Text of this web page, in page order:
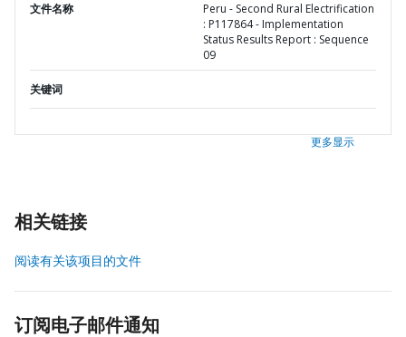
文件名称
Peru - Second Rural Electrification
: P117864 - Implementation
Status Results Report : Sequence
09
关键词
更多显示
相关链接
阅读有关该项目的文件
订阅电子邮件通知